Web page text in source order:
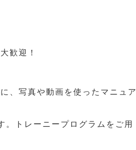
歓迎！
、写真や動画を使ったマニュア
トレーニープログラムをご用